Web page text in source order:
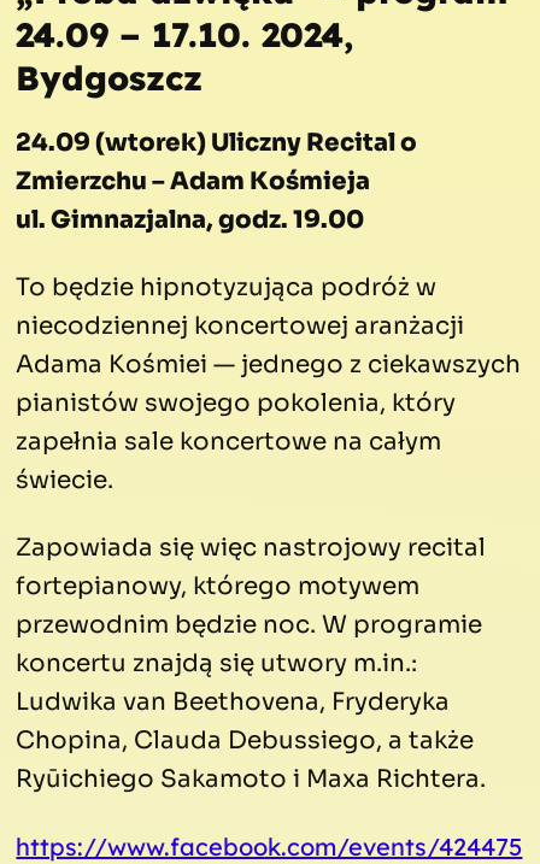
24.09 – 17.10. 2024,
Bydgoszcz
24.09 (wtorek) Uliczny Recital o
Zmierzchu – Adam Kośmieja
ul. Gimnazjalna, godz. 19.00
To będzie hipnotyzująca podróż w
niecodziennej koncertowej aranżacji
Adama Kośmiei — jednego z ciekawszych
pianistów swojego pokolenia, który
zapełnia sale koncertowe na całym
świecie.
Zapowiada się więc nastrojowy recital
fortepianowy, którego motywem
przewodnim będzie noc. W programie
koncertu znajdą się utwory m.in.:
Ludwika van Beethovena, Fryderyka
Chopina, Clauda Debussiego, a także
Ryūichiego Sakamoto i Maxa Richtera.
https://www.facebook.com/events/424475